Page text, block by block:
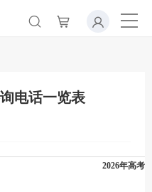
电话一览表
2026年高考